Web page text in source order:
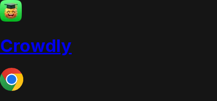
Crowdly